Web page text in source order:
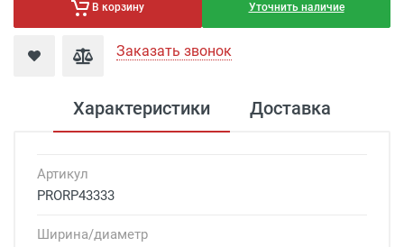
В корзину Уточнить наличие
Заказать звонок
Характеристики Доставка
Артикул
PRORP43333
Ширина/диаметр